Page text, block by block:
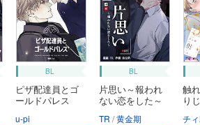
BL
ピザ配達員とゴ
ールドパレス
u-pi
BL
片思い～報われ
ない恋をした～
TR 黄金期
触
り
チ